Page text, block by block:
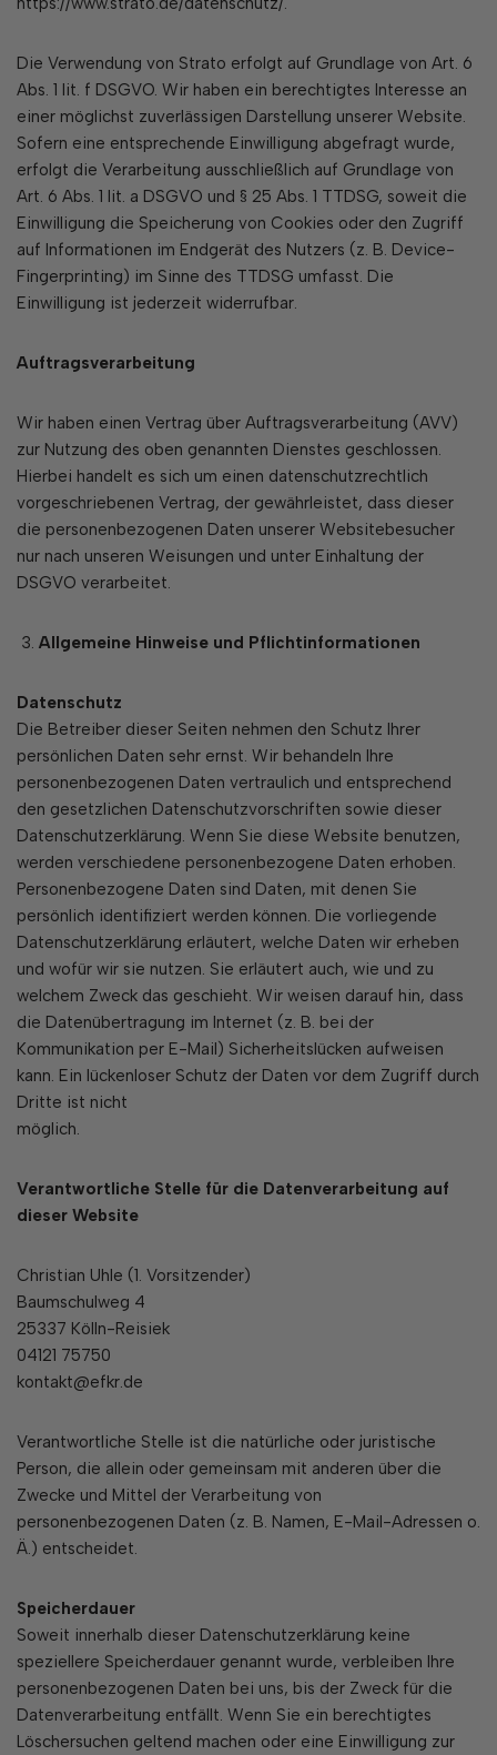
Die Verwendung von Strato erfolgt auf Grundlage von Art. 6
Abs. 1 lit. f DSGVO. Wir haben ein berechtigtes Interesse an
einer möglichst zuverlässigen Darstellung unserer Website.
Sofern eine entsprechende Einwilligung abgefragt wurde,
erfolgt die Verarbeitung ausschließlich auf Grundlage von
Art. 6 Abs. 1 lit. a DSGVO und § 25 Abs. 1 TTDSG, soweit die
Einwilligung die Speicherung von Cookies oder den Zugriff
auf Informationen im Endgerät des Nutzers (z. B. Device-
Fingerprinting) im Sinne des TTDSG umfasst. Die
Einwilligung ist jederzeit widerrufbar.
Auftragsverarbeitung
Wir haben einen Vertrag über Auftragsverarbeitung (AVV)
zur Nutzung des oben genannten Dienstes geschlossen.
Hierbei handelt es sich um einen datenschutzrechtlich
vorgeschriebenen Vertrag, der gewährleistet, dass dieser
die personenbezogenen Daten unserer Websitebesucher
nur nach unseren Weisungen und unter Einhaltung der
DSGVO verarbeitet.
Allgemeine Hinweise und Pflichtinformationen
Datenschutz
Die Betreiber dieser Seiten nehmen den Schutz Ihrer
persönlichen Daten sehr ernst. Wir behandeln Ihre
personenbezogenen Daten vertraulich und entsprechend
den gesetzlichen Datenschutzvorschriften sowie dieser
Datenschutzerklärung. Wenn Sie diese Website benutzen,
werden verschiedene personenbezogene Daten erhoben.
Personenbezogene Daten sind Daten, mit denen Sie
persönlich identifiziert werden können. Die vorliegende
Datenschutzerklärung erläutert, welche Daten wir erheben
und wofür wir sie nutzen. Sie erläutert auch, wie und zu
welchem Zweck das geschieht. Wir weisen darauf hin, dass
die Datenübertragung im Internet (z. B. bei der
Kommunikation per E-Mail) Sicherheitslücken aufweisen
kann. Ein lückenloser Schutz der Daten vor dem Zugriff durch
Dritte ist nicht
möglich.
Verantwortliche Stelle für die Datenverarbeitung auf
dieser Website
Christian Uhle (1. Vorsitzender)
Baumschulweg 4
25337 Kölln-Reisiek
04121 75750
kontakt@efkr.de
Verantwortliche Stelle ist die natürliche oder juristische
Person, die allein oder gemeinsam mit anderen über die
Zwecke und Mittel der Verarbeitung von
personenbezogenen Daten (z. B. Namen, E-Mail-Adressen o.
Ä.) entscheidet.
Speicherdauer
Soweit innerhalb dieser Datenschutzerklärung keine
speziellere Speicherdauer genannt wurde, verbleiben Ihre
personenbezogenen Daten bei uns, bis der Zweck für die
Datenverarbeitung entfällt. Wenn Sie ein berechtigtes
Löschersuchen geltend machen oder eine Einwilligung zur